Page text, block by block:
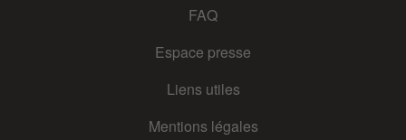
FAQ
Espace presse
Liens utiles
Mentions légales